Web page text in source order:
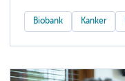
Biobank Kanker